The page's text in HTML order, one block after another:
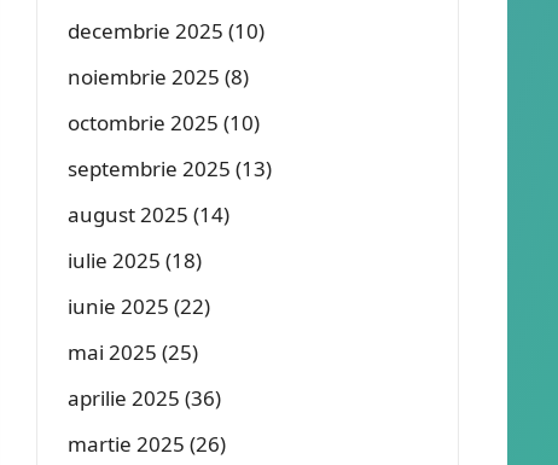
decembrie 2025 (10)
noiembrie 2025 (8)
octombrie 2025 (10)
septembrie 2025 (13)
august 2025 (14)
iulie 2025 (18)
iunie 2025 (22)
mai 2025 (25)
aprilie 2025 (36)
martie 2025 (26)